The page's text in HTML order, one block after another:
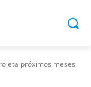
próximos meses